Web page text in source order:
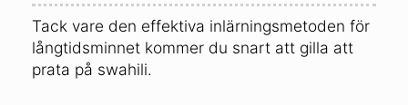
Tack vare den effektiva inlärningsmetoden för
långtidsminnet kommer du snart att gilla att
prata på swahili.